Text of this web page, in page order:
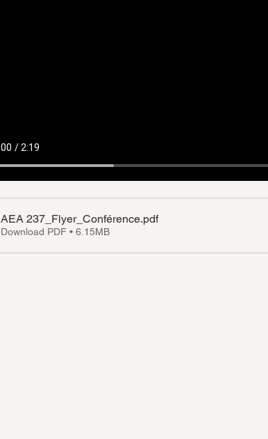
AEA 237_Flyer_Conférence.pdf
Download PDF • 6.15MB